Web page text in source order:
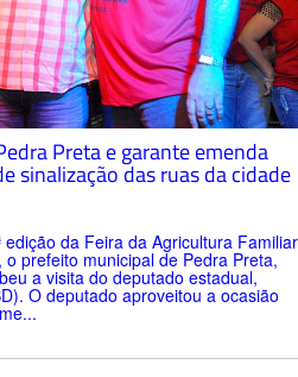
Preta e garante emenda
sinalização das ruas da cidade
da Feira da Agricultura Familiar
prefeito municipal de Pedra Preta,
a visita do deputado estadual,
O deputado aproveitou a ocasião